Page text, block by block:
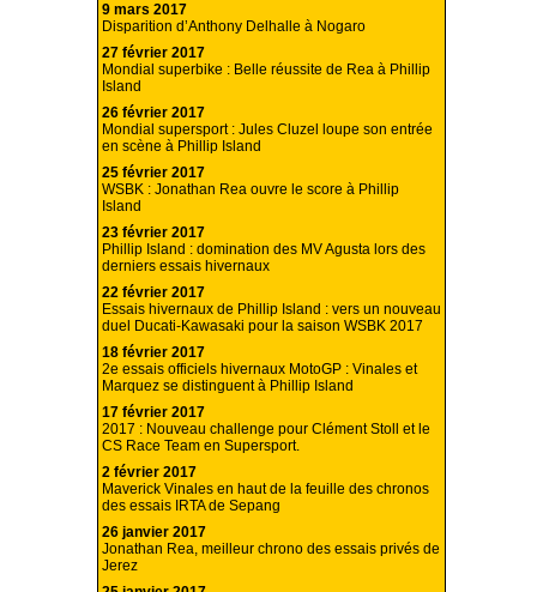
9 mars 2017
Disparition d’Anthony Delhalle à Nogaro
27 février 2017
Mondial superbike : Belle réussite de Rea à Phillip
Island
26 février 2017
Mondial supersport : Jules Cluzel loupe son entrée
en scène à Phillip Island
25 février 2017
WSBK : Jonathan Rea ouvre le score à Phillip
Island
23 février 2017
Phillip Island : domination des MV Agusta lors des
derniers essais hivernaux
22 février 2017
Essais hivernaux de Phillip Island : vers un nouveau
duel Ducati-Kawasaki pour la saison WSBK 2017
18 février 2017
2e essais officiels hivernaux MotoGP : Vinales et
Marquez se distinguent à Phillip Island
17 février 2017
2017 : Nouveau challenge pour Clément Stoll et le
CS Race Team en Supersport.
2 février 2017
Maverick Vinales en haut de la feuille des chronos
des essais IRTA de Sepang
26 janvier 2017
Jonathan Rea, meilleur chrono des essais privés de
Jerez